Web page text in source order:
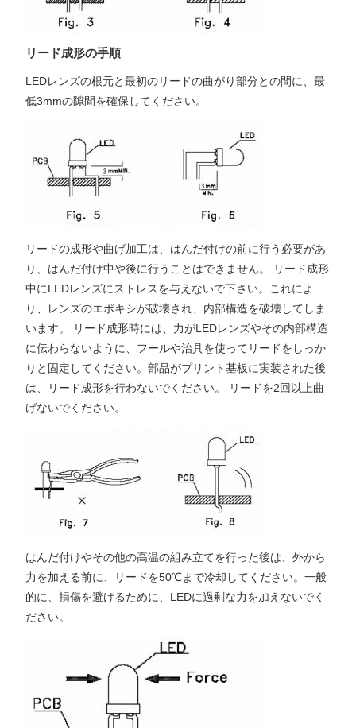
リード成形の手順
LEDレンズの根元と最初のリードの曲がり部分との間に、最
低3mmの隙間を確保してください。
リードの成形や曲げ加工は、はんだ付けの前に行う必要があ
り、はんだ付け中や後に行うことはできません。 リード成形
中にLEDレンズにストレスを与えないで下さい。これによ
り、レンズのエポキシが破壊され、内部構造を破壊してしま
います。 リード成形時には、力がLEDレンズやその内部構造
に伝わらないように、フールや治具を使ってリードをしっか
りと固定してください。部品がプリント基板に実装された後
は、リード成形を行わないでください。 リードを2回以上曲
げないでください。
はんだ付けやその他の高温の組み立てを行った後は、外から
力を加える前に、リードを50℃まで冷却してください。一般
的に、損傷を避けるために、LEDに過剰な力を加えないでく
ださい。